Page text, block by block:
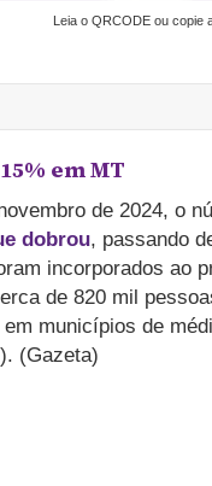
Leia o QRCODE ou copie
em MT
de 2024, o
dobrou, passando
incorporados ao
de 820 mil
municípios de
(Gazeta)